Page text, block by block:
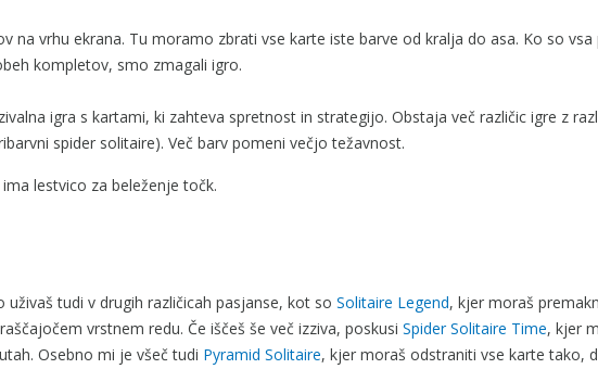
na vrhu ekrana. Tu moramo zbrati vse karte iste barve od kralja do asa. Ko so vsa
kompletov, smo zmagali igro.
igra s kartami, ki zahteva spretnost in strategijo. Obstaja več različic igre z
spider solitaire). Več barv pomeni večjo težavnost.
lestvico za beleženje točk.
uživaš tudi v drugih različicah pasjanse, kot so Solitaire Legend, kjer moraš
vrstnem redu. Če iščeš še več izziva, poskusi Spider Solitaire Time, kjer
Osebno mi je všeč tudi Pyramid Solitaire, kjer moraš odstraniti vse karte tako,